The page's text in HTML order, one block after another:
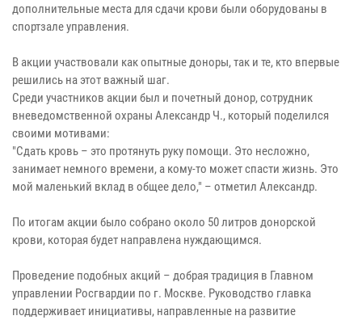
дополнительные места для сдачи крови были оборудованы в
спортзале управления.
В акции участвовали как опытные доноры, так и те, кто впервые
решились на этот важный шаг.
Среди участников акции был и почетный донор, сотрудник
вневедомственной охраны Александр Ч., который поделился
своими мотивами:
"Сдать кровь – это протянуть руку помощи. Это несложно,
занимает немного времени, а кому-то может спасти жизнь. Это
мой маленький вклад в общее дело," – отметил Александр.
По итогам акции было собрано около 50 литров донорской
крови, которая будет направлена нуждающимся.
Проведение подобных акций – добрая традиция в Главном
управлении Росгвардии по г. Москве. Руководство главка
поддерживает инициативы, направленные на развитие